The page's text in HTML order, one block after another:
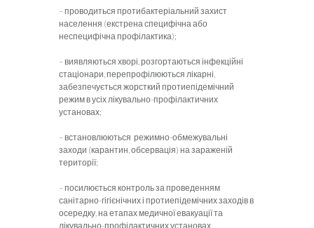
– проводиться протибактеріальний захист
населення (екстрена специфічна або
неспецифічна профілактика);
– виявляються хворі, розгортаються інфекційні
стаціонари, перепрофілюються лікарні,
забезпечується жорсткий протиепідемічний
режим в усіх лікувально-профілактичних
установах;
– встановлюються режимно-обмежувальні
заходи (карантин, обсервація) на зараженій
території;
– посилюється контроль за проведенням
санітарно-гігієнічних і протиепідемічних заходів в
осередку, на етапах медичної евакуації та
лікувально-профілактичних установах.